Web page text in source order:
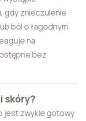
gdy znieczulenie
ból o łagodnym
na
bez
skóry?
jest zwykle gotowy